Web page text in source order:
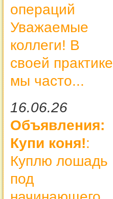
операций
Уважаемые
коллеги! В
своей практике
мы часто...
16.06.26
Объявления:
Купи коня!:
Куплю лошадь
под